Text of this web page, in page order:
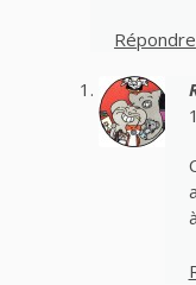
Répondre